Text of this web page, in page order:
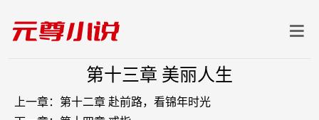
第十三章 美丽人生
上一章： 第十二章 赴前路，看锦年时光